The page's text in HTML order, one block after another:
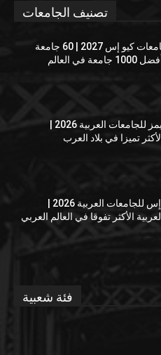
تصنيف الجامعات
تصنيف الجامعات كيو إس 2027 | 60 جامعة
في العالم
تميزا في بلاد العرب
الأكثر تفوقا في العالم العربي
فئة شعبية